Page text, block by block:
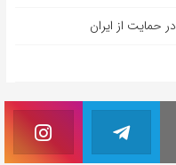
حمایت از ایران